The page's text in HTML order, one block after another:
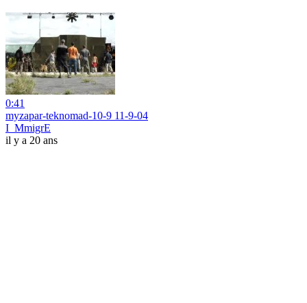
0:41
myzapar-teknomad-10-9 11-9-04
I_MmigrE
il y a 20 ans